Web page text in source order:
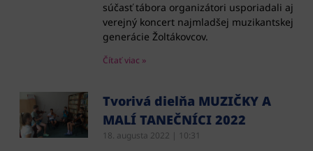
súčasť tábora organizátori usporiadali aj
verejný koncert najmladšej muzikantskej
generácie Žoltákovcov.
Čítať viac »
Tvorivá dielňa MUZIČKY A
MALÍ TANEČNÍCI 2022
18. augusta 2022 10:31